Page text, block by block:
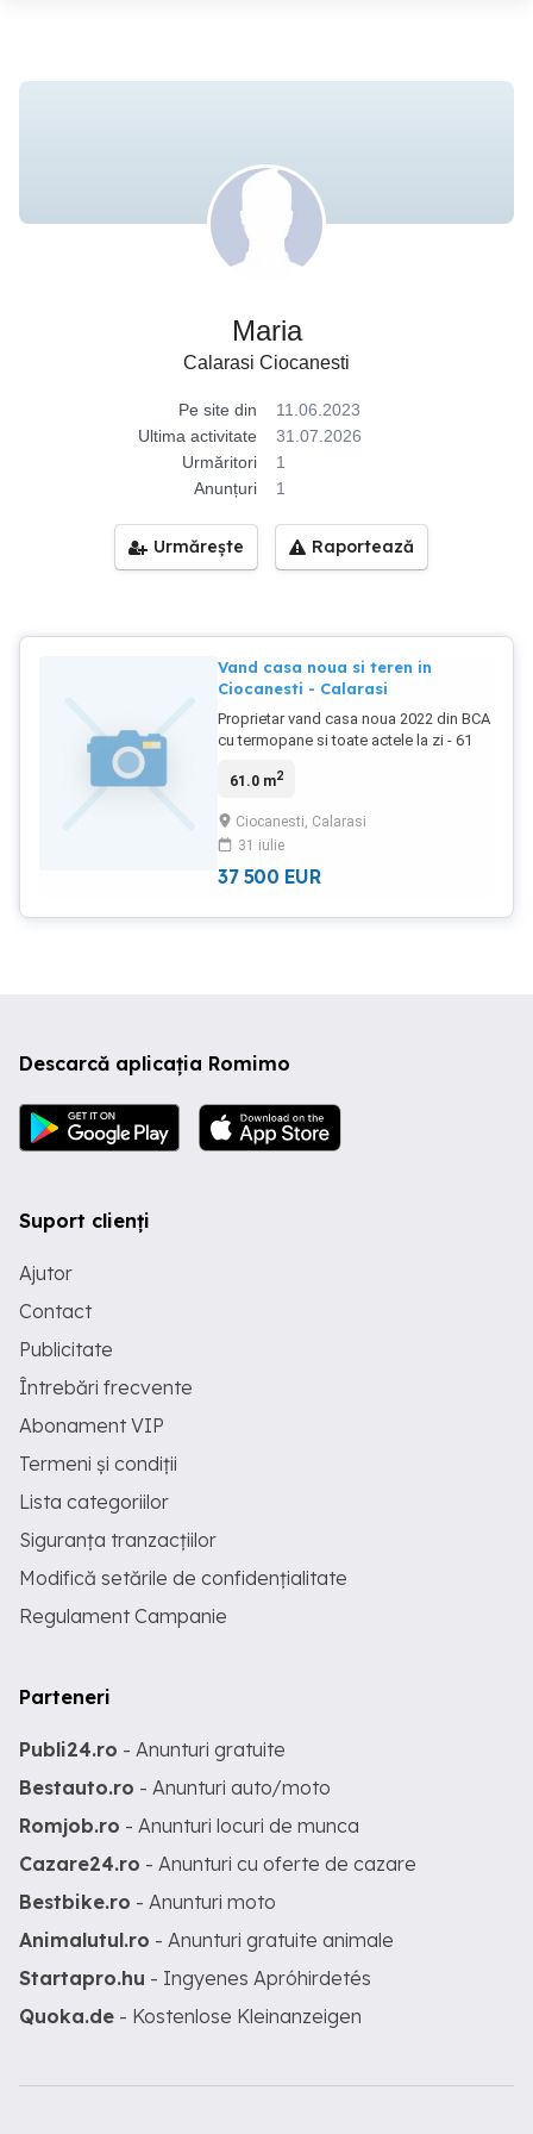
Maria
Calarasi Ciocanesti
Pe site din
11.06.2023
Ultima activitate
31.07.2026
Urmăritori
1
Anunțuri
1
Urmărește Raportează
Vand casa noua si teren in
Ciocanesti - Calarasi
Proprietar vand casa noua 2022 din BCA
cu termopane si toate actele la zi - 61
teren 860 mp in comuna Ciocanesti
37500 euro. Tel:
61.0 m2
Ciocanesti, Calarasi
31 iulie
37 500 EUR
Descarcă aplicația Romimo
Suport clienți
Ajutor
Contact
Publicitate
Întrebări frecvente
Abonament VIP
Termeni și condiții
Lista categoriilor
Siguranța tranzacțiilor
Modifică setările de confidențialitate
Regulament Campanie
Parteneri
Publi24.ro - Anunturi gratuite
Bestauto.ro - Anunturi auto/moto
Romjob.ro - Anunturi locuri de munca
Cazare24.ro - Anunturi cu oferte de cazare
Bestbike.ro - Anunturi moto
Animalutul.ro - Anunturi gratuite animale
Startapro.hu - Ingyenes Apróhirdetés
Quoka.de - Kostenlose Kleinanzeigen